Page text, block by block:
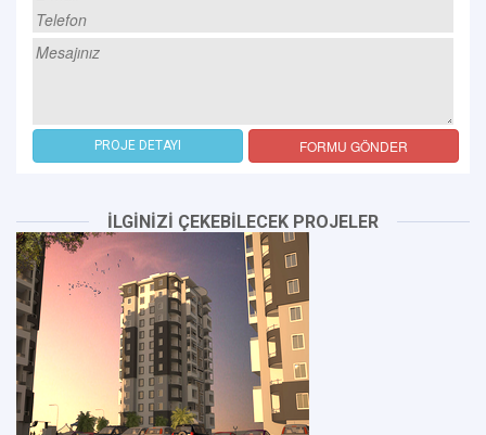
PROJE DETAYI FORMU GÖNDER
İLGİNİZİ ÇEKEBİLECEK PROJELER